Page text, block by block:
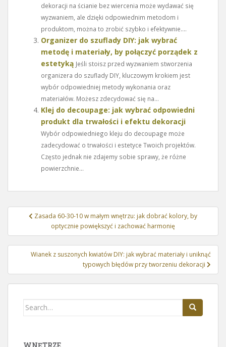
dekoracji na ścianie bez wiercenia może wydawać się
wyzwaniem, ale dzięki odpowiednim metodom i
produktom, można to zrobić szybko i efektywnie....
Organizer do szuflady DIY: jak wybrać
metodę i materiały, by połączyć porządek z
estetyką Jeśli stoisz przed wyzwaniem stworzenia
organizera do szuflady DIY, kluczowym krokiem jest
wybór odpowiedniej metody wykonania oraz
materiałów. Możesz zdecydować się na...
Klej do decoupage: jak wybrać odpowiedni
produkt dla trwałości i efektu dekoracji
Wybór odpowiedniego kleju do decoupage może
zadecydować o trwałości i estetyce Twoich projektów.
Często jednak nie zdajemy sobie sprawy, że różne
powierzchnie...
Nawigacja
Zasada 60-30-10 w małym wnętrzu: jak dobrać kolory, by
optycznie powiększyć i zachować harmonię
Wianek z suszonych kwiatów DIY: jak wybrać materiały i uniknąć
typowych błędów przy tworzeniu dekoracji
Search
WNĘTRZE